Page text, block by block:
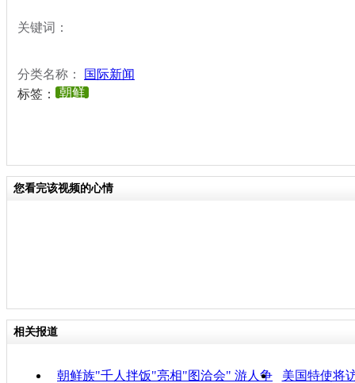
关键词：
分类名称：
国际新闻
标签：
朝鲜
您看完该视频的心情
相关报道
朝鲜族"千人拌饭"亮相"图洽会" 游人争
美国特使将